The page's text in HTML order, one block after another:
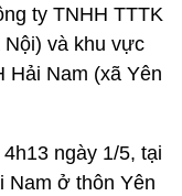
ty TNHH TTTK
Nội) và khu vực
Hải Nam (xã Yên
ngày 1/5, tại
Nam ở thôn Yên